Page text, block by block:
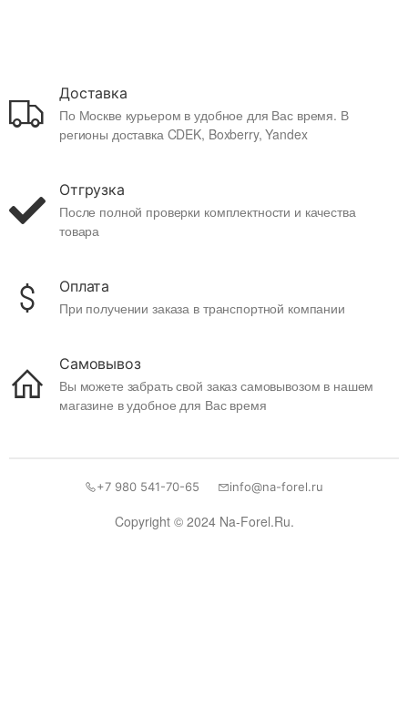
Доставка
По Москве курьером в удобное для Вас время. В
регионы доставка CDEK, Boxberry, Yandex
Отгрузка
После полной проверки комплектности и качества
товара
Оплата
При получении заказа в транспортной компании
Самовывоз
Вы можете забрать свой заказ самовывозом в нашем
магазине в удобное для Вас время
Copyright © 2024 Na-Forel.Ru.
+7 980 541-70-65 info@na-forel.ru